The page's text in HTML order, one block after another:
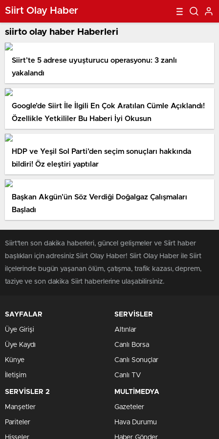
Siirt Olay Haber
siirto olay haber Haberleri
Siirt’te 5 adrese uyuşturucu operasyonu: 3 zanlı
yakalandı
Google’de Siirt İle İlgili En Çok Aratılan Cümle Açıklandı!
Özellikle Yetkililer Bu Haberi İyi Okusun
HDP ve Yeşil Sol Parti’den seçim sonuçları hakkında
bildiri! Öz eleştiri yaptılar
Başkan Akgün’ün Söz Verdiği Doğalgaz Çalışmaları
Başladı
Siirt'ten son dakika haberleri, güncel gelişmeler ve Siirt haber
başlıkları için adresiniz Siirt Olay Haber! Siirt Olay Haber ile Siirt
ilçelerinde bugün yaşanan ölüm, çatışma, trafik kazası, deprem,
taziye ve son dakika Siirt haberlerine ulaşabilirsiniz.
SAYFALAR
Üye Girişi
Üye Kaydı
Künye
İletişim
SERVİSLER
Altınlar
Canlı Borsa
Canlı Sonuçlar
Canlı TV
SERVİSLER 2
Manşetler
Pariteler
Hisseler
MULTİMEDYA
Gazeteler
Hava Durumu
Haber Gönder